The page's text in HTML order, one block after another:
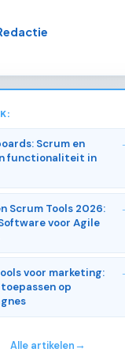
Scrum en
functionaliteit in
Scrum Tools 2026:
voor Agile
voor marketing:
op
Alle artikelen